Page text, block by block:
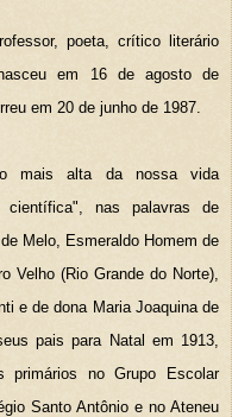
poeta, crítico literário
em 16 de agosto de
em 20 de junho de 1987.
mais alta da nossa vida
científica", nas palavras de
Melo, Esmeraldo Homem de
Velho (Rio Grande do Norte),
e de dona Maria Joaquina de
pais para Natal em 1913,
primários no Grupo Escolar
Santo Antônio e no Ateneu